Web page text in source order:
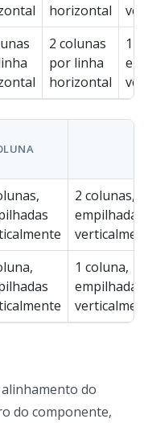
horizontal
2 colunas
por linha
horizontal
1
2 colunas,
empilhadas
1 coluna,
empilhadas
do
do componente,